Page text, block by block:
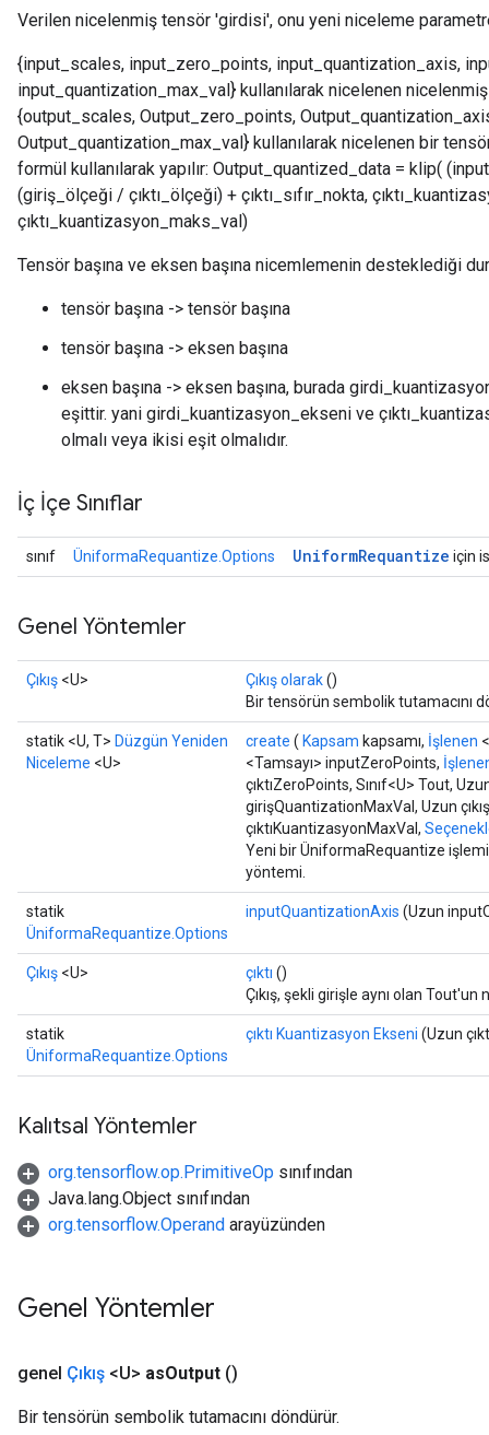
Verilen nicelenmiş tensör 'girdisi', onu yeni niceleme
{input_scales, input_zero_points, input_quantization_axis,
input_quantization_max_val} kullanılarak nicelenen
{output_scales, Output_zero_points,
Output_quantization_max_val} kullanılarak nicelenen bir
formül kullanılarak yapılır: Output_quantized_data = klip(
(giriş_ölçeği / çıktı_ölçeği) + çıktı_sıfır_nokta,
çıktı_kuantizasyon_maks_val)
Tensör başına ve eksen başına nicemlemenin desteklediği
tensör başına -> tensör başına
tensör başına -> eksen başına
eksen başına -> eksen başına, burada
eşittir. yani girdi_kuantizasyon_ekseni ve
olmalı veya ikisi eşit olmalıdır.
İç İçe Sınıflar
sınıf ÜniformaRequantize.Options UniformRequantize için
Genel Yöntemler
Çıkış <U> Çıkış olarak()
Bir tensörün sembolik tutamacını
statik <U, T> Düzgün Yeniden
Niceleme <U>
create ( Kapsam kapsamı, İşlenen
<Tamsayı> inputZeroPoints,
çıktıZeroPoints, Sınıf<U> Tout,
girişQuantizationMaxVal, Uzun
çıktıKuantizasyonMaxVal,
Yeni bir ÜniformaRequantize
yöntemi.
statik
ÜniformaRequantize.Options
inputQuantizationAxis (Uzun
Çıkış <U> çıktı ()
Çıkış, şekli girişle aynı olan
statik
ÜniformaRequantize.Options
çıktı Kuantizasyon Ekseni (Uzun
Kalıtsal Yöntemler
org.tensorflow.op.PrimitiveOp sınıfından
Java.lang.Object sınıfından
org.tensorflow.Operand arayüzünden
Genel Yöntemler
genel Çıkış <U> asOutput ()
Bir tensörün sembolik tutamacını döndürür.